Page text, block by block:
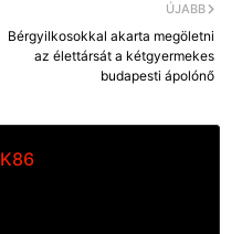
ÚJABB
Bérgyilkosokkal akarta megöletni
az élettársát a kétgyermekes
budapesti ápolónő
K86